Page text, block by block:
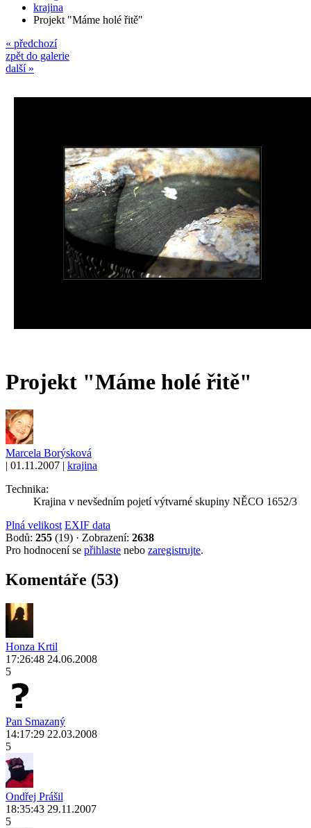
krajina
Projekt "Máme holé řitě"
« předchozí
zpět do galerie
další »
Projekt "Máme holé řitě"
Marcela Borýsková
| 01.11.2007 | krajina
Technika:
Krajina v nevšedním pojetí výtvarné skupiny NĚCO 1652/3
Plná velikost EXIF data
Bodů: 255 (19) · Zobrazení: 2638
Pro hodnocení se přihlaste nebo zaregistrujte.
Komentáře (53)
Honza Krtil
17:26:48 24.06.2008
5
Pan Smazaný
14:17:29 22.03.2008
5
Ondřej Prášil
18:35:43 29.11.2007
5